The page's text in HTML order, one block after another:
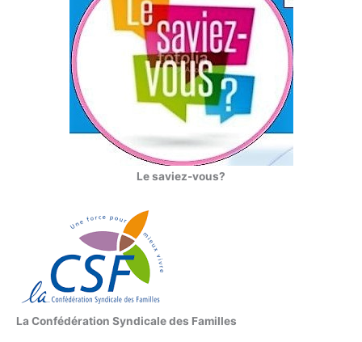
Le saviez-vous?
La Confédération Syndicale des Familles